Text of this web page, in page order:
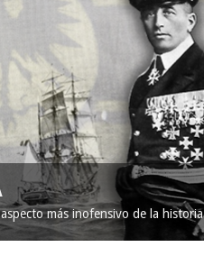
más inofensivo de la historia